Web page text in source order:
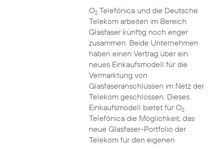
O2Telefónica und die Deutsche
Telekom arbeiten im Bereich
Glasfaser künftig noch enger
zusammen. Beide Unternehmen
haben einen Vertrag über ein
neues Einkaufsmodell für die
Vermarktung von
Glasfaseranschlüssen im Netz der
Telekom geschlossen. Dieses
Einkaufsmodell bietet für O2
Telefónica die Möglichkeit, das
neue Glasfaser-Portfolio der
Telekom für den eigenen